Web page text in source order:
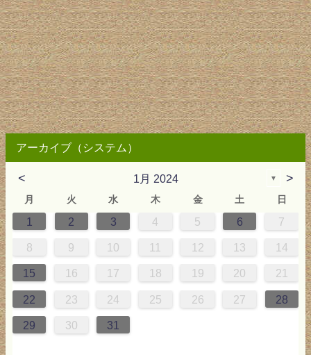
アーカイブ（システム）
< 1月 2024 ▼ >
月 火 水 木 金 土 日
1 2 3 4 5 6 7
8 9 10 11 12 13 14
15 16 17 18 19 20 21
22 23 24 25 26 27 28
29 30 31